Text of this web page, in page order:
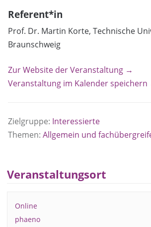
Referent*in
Prof. Dr. Martin Korte, Technische
Braunschweig
Zur Website der Veranstaltung →
Veranstaltung im Kalender speichern
Zielgruppe: Interessierte
Themen: Allgemein und
Veranstaltungsort
Online
phaeno